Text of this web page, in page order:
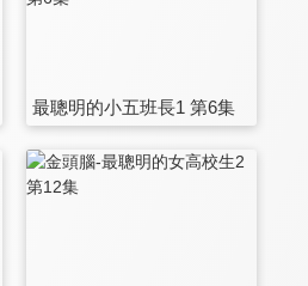
最聰明的小五班長1 第6集